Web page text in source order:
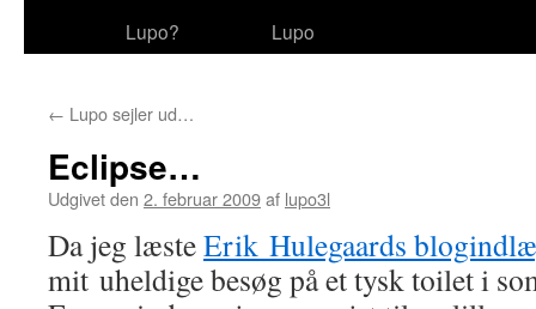
Lupo?
Lupo
← Lupo sejler ud…
Eclipse…
Udgivet den 2. februar 2009af lupo3l
Da jeg læsteErik Hulegaards
mit uheldige besøg på et tysk toilet i